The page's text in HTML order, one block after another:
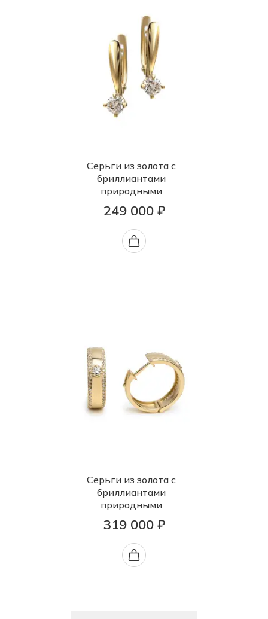
Серьги из золота с
бриллиантами
природными
249 000 ₽
Серьги из золота с
бриллиантами
природными
319 000 ₽